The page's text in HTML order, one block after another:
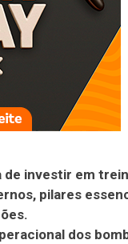
de investir em
pilares
dos